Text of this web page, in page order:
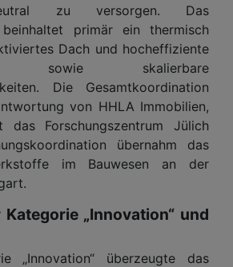
zu versorgen. Das
beinhaltet primär ein thermisch
Dach und hocheffiziente
sowie skalierbare
Die Gesamtkoordination
von HHLA Immobilien,
das Forschungszentrum Jülich
übernahm das
im Bauwesen an der
„Innovation“ und
„Innovation“ überzeugte das